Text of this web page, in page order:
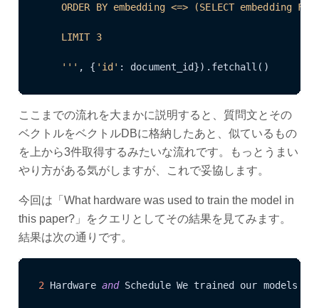
ORDER BY embedding <=> (SELECT embedding
    LIMIT 3
    '''
, { 'id' : document_id}).fetchall()
ここまでの流れを大まかに説明すると、質問文とその
ベクトルをベクトルDBに格納したあと、似ているもの
を上から3件取得するみたいな流れです。もっとうまい
やり方がある気がしますが、これで妥協します。
今回は「What hardware was used to train the model in
this paper?」をクエリとしてその結果を見てみます。
結果は次の通りです。
2 Hardware and Schedule We trained our models